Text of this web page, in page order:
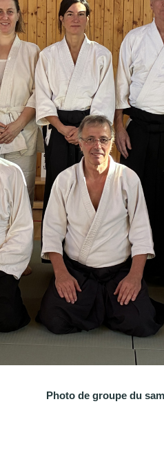
Photo de groupe du